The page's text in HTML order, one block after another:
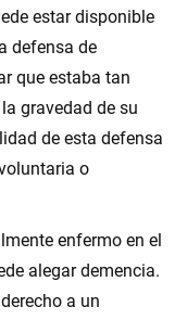
estar disponible
defensa de
que estaba tan
gravedad de su
de esta defensa
o
enfermo en el
alegar demencia.
a un